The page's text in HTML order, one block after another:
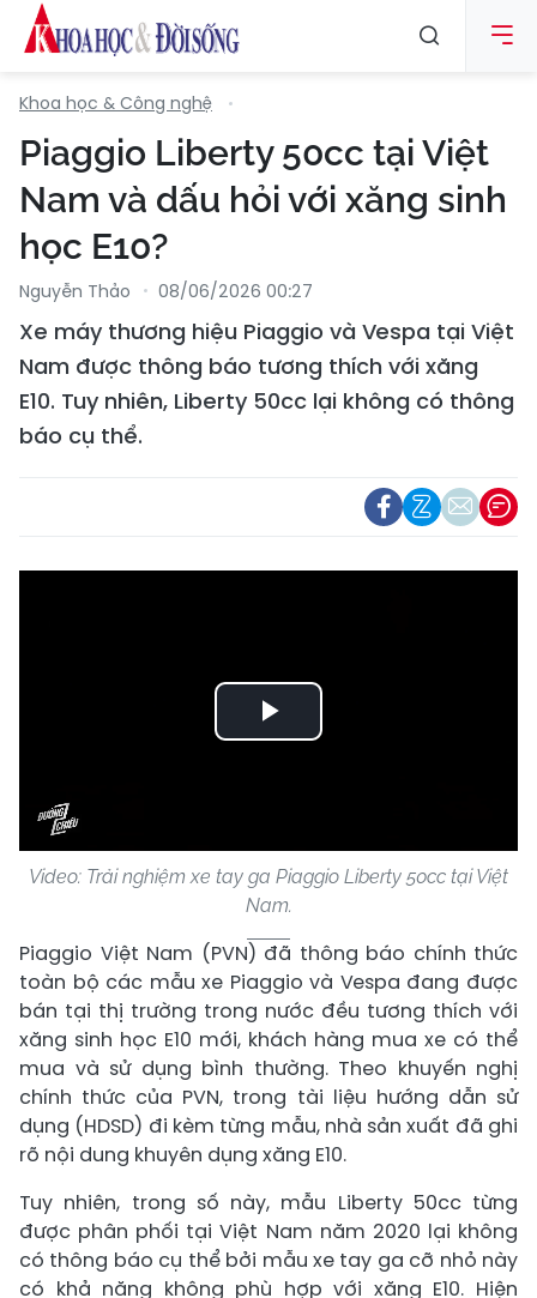
Khoa học & Công nghệ
Piaggio Liberty 50cc tại Việt
Nam và dấu hỏi với xăng sinh
học E10?
Nguyễn Thảo 08/06/2026 00:27
Xe máy thương hiệu Piaggio và Vespa tại Việt
Nam được thông báo tương thích với xăng
E10. Tuy nhiên, Liberty 50cc lại không có thông
báo cụ thể.
Play
Video: Trải nghiệm xe tay ga Piaggio Liberty 50cc tại Việt
Nam.
Piaggio Việt Nam (PVN) đã thông báo chính thức
toàn bộ các mẫu xe Piaggio và Vespa đang được
bán tại thị trường trong nước đều tương thích với
xăng sinh học E10 mới, khách hàng mua xe có thể
mua và sử dụng bình thường. Theo khuyến nghị
chính thức của PVN, trong tài liệu hướng dẫn sử
dụng (HDSD) đi kèm từng mẫu, nhà sản xuất đã ghi
rõ nội dung khuyên dụng xăng E10.
Tuy nhiên, trong số này, mẫu Liberty 50cc từng
được phân phối tại Việt Nam năm 2020 lại không
có thông báo cụ thể bởi mẫu xe tay ga cỡ nhỏ này
có khả năng không phù hợp với xăng E10. Hiện